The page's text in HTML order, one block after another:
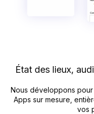
État des lieux,
Nous développons
Apps sur mesure,
vos